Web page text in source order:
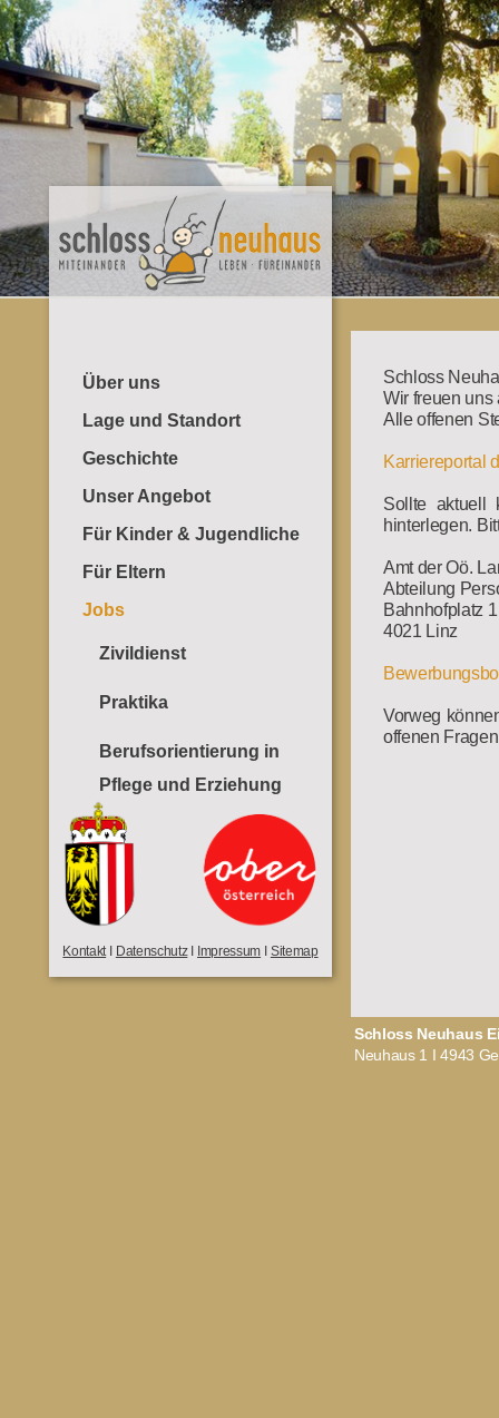
Über uns
Lage und Standort
Geschichte
Unser Angebot
Für Kinder & Jugendliche
Für Eltern
Jobs
Zivildienst
Praktika
Berufsorientierung in
Pflege und Erziehung
Kontakt Datenschutz Impressum Sitemap
Schloss
Wir freuen
Alle offenen
Karriereportal
Sollte aktuell
hinterlegen.
Amt der Oö.
Abteilung
Bahnhofplatz 1
4021 Linz
Vorweg
offenen
Schloss Neuhaus
Neuhaus 1 I 4943